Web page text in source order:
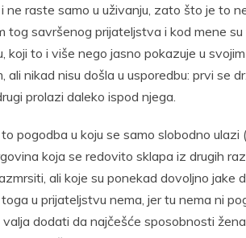
ne raste samo u uživanju, zato što je to
tog savršenog prijateljstva i kod mene
koji to i više nego jasno pokazuje u
ali nikad nisu došla u usporedbu: prvi se
prolazi daleko ispod njega.
pogodba u koju se samo slobodno
koja se redovito sklapa iz drugih
ali koje su ponekad dovoljno jake
u prijateljstvu nema, jer tu nema ni
dodati da najčešće sposobnosti